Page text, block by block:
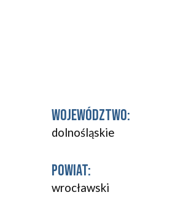
WOJEWÓDZTWO:
dolnośląskie
POWIAT:
wrocławski